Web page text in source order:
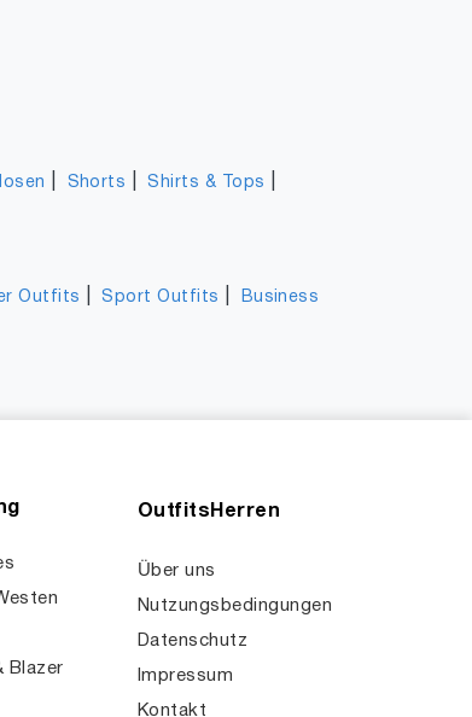
Shorts |Shirts & Tops
Outfits |Sport Outfits
Business
Blazer
OutfitsHerren
Über uns
Nutzungsbedingungen
Datenschutz
Impressum
Kontakt